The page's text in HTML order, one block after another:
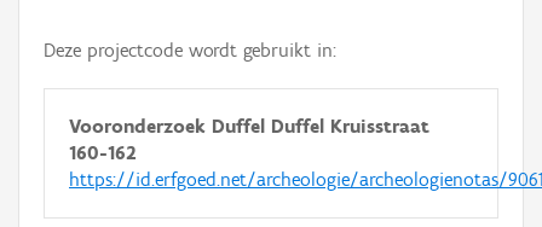
Deze projectcode wordt gebruikt in:
Vooronderzoek Duffel Duffel Kruisstraat
160-162
https://id.erfgoed.net/archeologie/archeologienotas/